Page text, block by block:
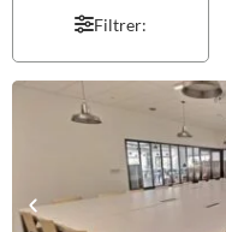
Filtrer: